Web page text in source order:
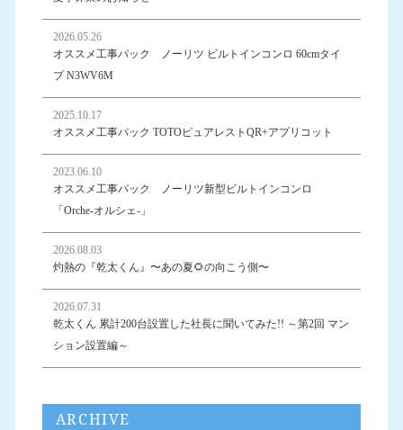
2026.05.26
オススメ工事パック ノーリツ ビルトインコンロ 60cmタイ
プ N3WV6M
2025.10.17
オススメ工事パック TOTOピュアレストQR+アプリコット
2023.06.10
オススメ工事パック ノーリツ新型ビルトインコンロ
「Orche-オルシェ-」
2026.08.03
灼熱の『乾太くん』〜あの夏🌻の向こう側〜
2026.07.31
乾太くん 累計200台設置した社長に聞いてみた!! ～第2回 マン
ション設置編～
ARCHIVE